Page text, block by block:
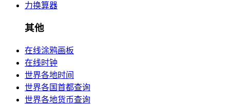
力换算器
其他
在线涂鸦画板
在线时钟
世界各地时间
世界各国首都查询
世界各地货币查询